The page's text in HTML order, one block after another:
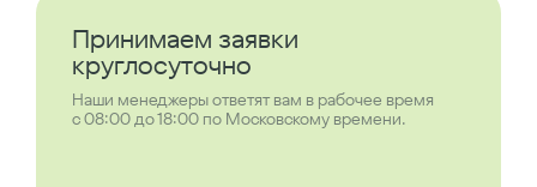
Принимаем заявки
круглосуточно
Наши менеджеры ответят вам в рабочее время
с 08:00 до 18:00 по Московскому времени.